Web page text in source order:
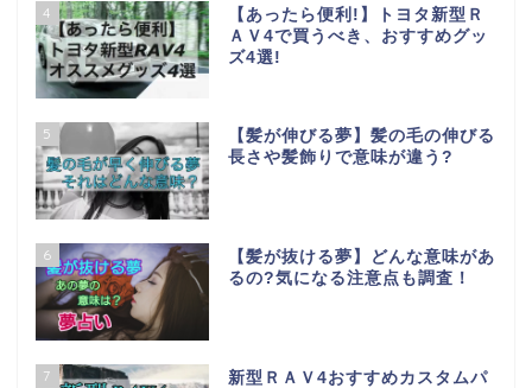
4
【あったら便利!】トヨタ新型Ｒ
ＡＶ4で買うべき、おすすめグッ
ズ4選!
5
【髪が伸びる夢】髪の毛の伸びる
長さや髪飾りで意味が違う?
6
【髪が抜ける夢】どんな意味があ
るの?気になる注意点も調査！
7
新型ＲＡＶ4おすすめカスタムパ